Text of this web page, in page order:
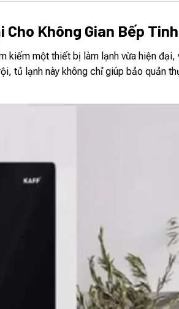
Cho Không Gian Bếp
kiếm một thiết bị làm lạnh vừa hiện
tủ lạnh này không chỉ giúp bảo quản